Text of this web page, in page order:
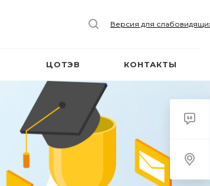
Версия для
ЦОТЭВ КОНТАКТЫ